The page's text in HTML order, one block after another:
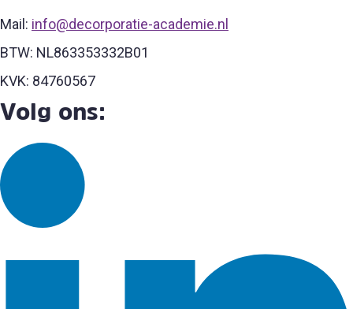
Mail: info@decorporatie-academie.nl
BTW: NL863353332B01
KVK: 84760567
Volg ons: